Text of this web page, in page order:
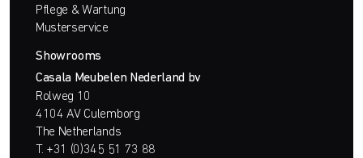
Pflege & Wartung
Musterservice
Showrooms
Casala Meubelen Nederland bv
Rolweg 10
4104 AV Culemborg
The Netherlands
T. +31 (0)345 51 73 88